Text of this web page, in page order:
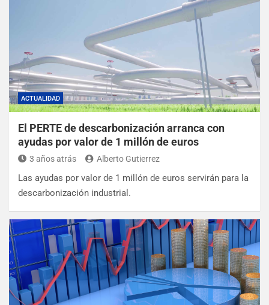
ACTUALIDAD
El PERTE de descarbonización arranca con
ayudas por valor de 1 millón de euros
3 años atrás Alberto Gutierrez
Las ayudas por valor de 1 millón de euros servirán para la
descarbonización industrial.